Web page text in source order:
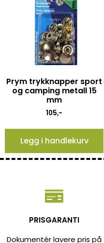
Prym trykknapper sport
og camping metall 15
mm
105,-
Legg i handlekurv
PRISGARANTI
Dokumentér lavere pris på